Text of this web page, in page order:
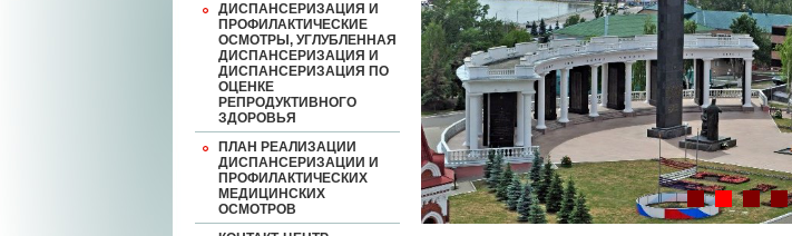
ДИСПАНСЕРИЗАЦИЯ И
ПРОФИЛАКТИЧЕСКИЕ
ОСМОТРЫ, УГЛУБЛЕННАЯ
ДИСПАНСЕРИЗАЦИЯ И
ДИСПАНСЕРИЗАЦИЯ ПО
ОЦЕНКЕ
РЕПРОДУКТИВНОГО
ЗДОРОВЬЯ
ПЛАН РЕАЛИЗАЦИИ
ДИСПАНСЕРИЗАЦИИ И
ПРОФИЛАКТИЧЕСКИХ
МЕДИЦИНСКИХ
ОСМОТРОВ